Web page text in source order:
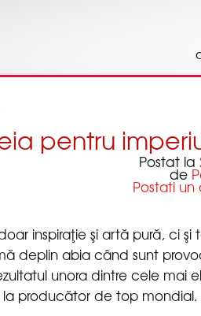
Postat la
de
inspiraţie şi artă pură, ci
deplin abia când sunt
unora dintre cele
www.google-
ga('send', 'pageview');